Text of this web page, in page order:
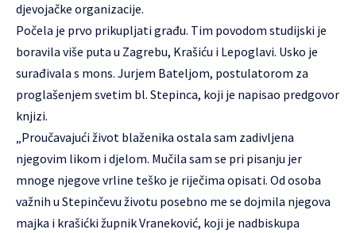
djevojačke organizacije.
Počela je prvo prikupljati građu. Tim povodom studijski je
boravila više puta u Zagrebu, Krašiću i Lepoglavi. Usko je
surađivala s mons. Jurjem Bateljom, postulatorom za
proglašenjem svetim bl. Stepinca, koji je napisao predgovor
knjizi.
„Proučavajući život blaženika ostala sam zadivljena
njegovim likom i djelom. Mučila sam se pri pisanju jer
mnoge njegove vrline teško je riječima opisati. Od osoba
važnih u Stepinčevu životu posebno me se dojmila njegova
majka i krašićki župnik Vraneković, koji je nadbiskupa